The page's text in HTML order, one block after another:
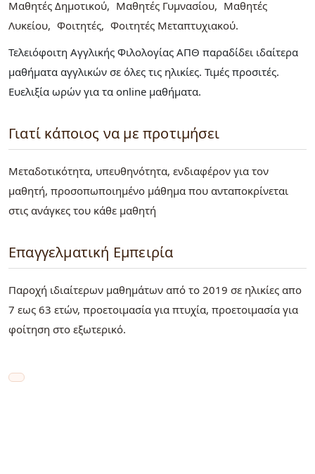
Μαθητές Δημοτικού Μαθητές Γυμνασίου
Μαθητές
Λυκείου
Φοιτητές
Φοιτητές Μεταπτυχιακού
Τελειόφοιτη Αγγλικής Φιλολογίας ΑΠΘ παραδίδει ιδαίτερα
μαθήματα αγγλικών σε όλες τις ηλικίες. Τιμές προσιτές.
Ευελιξία ωρών για τα online μαθήματα.
Γιατί κάποιος να με προτιμήσει
Μεταδοτικότητα, υπευθηνότητα, ενδιαφέρον για τον
μαθητή, προσοπωποιημένο μάθημα που ανταποκρίνεται
στις ανάγκες του κάθε μαθητή
Επαγγελματική Εμπειρία
Παροχή ιδιαίτερων μαθημάτων από το 2019 σε ηλικίες απο
7 εως 63 ετών, προετοιμασία για πτυχία, προετοιμασία για
φοίτηση στο εξωτερικό.